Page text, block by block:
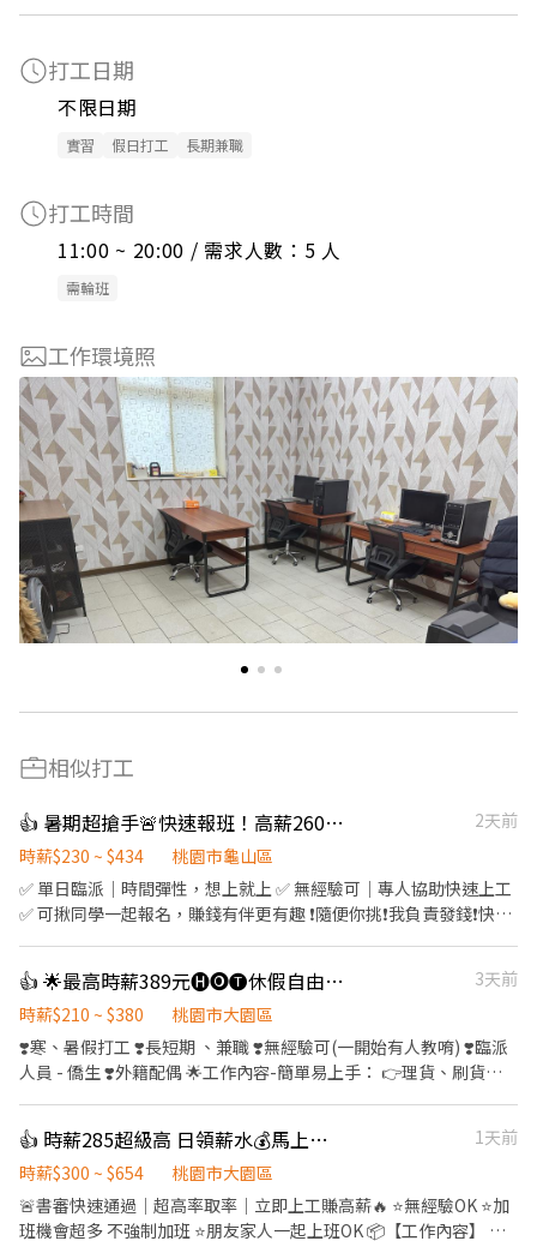
打工日期
不限日期
實習 假日打工 長期兼職
打工時間
11:00 ~ 20:00 / 需求人數：5 人
需輪班
工作環境照
相似打工
👍 暑期超搶手🚨快速報班！高薪260🔥日領現賺💸多時段任選！
2天前
時薪$230 ~ $434
桃園市龜山區
✅ 單日臨派｜時間彈性，想上就上 ✅ 無經驗可｜專人協助快速上工
✅ 可揪同學一起報名，賺錢有伴更有趣 ❗️隨便你挑❗️我負責發錢❗️快找
17:30－22:30 夜班: 00:00－08:00 夜11班:23:00－08:00 晚9班：
21:00－06:00 ~~~~~~~~~~~~~~~~~~~~~~~~~~~~~~ 💸時薪230💸
專區 早9班：09:00 － 18:00 早8班：08:00 －17:00 午13班：13:00
－20:00 午14班：14:00－23:00 工作內容: 簡單分貨＋包裹整理 工作
津貼加碼250~600💸 🕒 上班時段 ▪ 早班：08:00 - 17:00｜時薪
$210 ▪ 晚班：18:00 - 03:00｜時薪 $240 地址: 桃1📍桃園市大園區
建國路 桃3📍桃園市大園區中山南路 桃4📍桃園市觀音區玉林路一段
桃5📍桃園市觀音區寶倉街 桃6📍桃園市大園區航翔路 RC8📍桃園市
楊梅區環東路 桃9📍桃園市大園區建國路 桃17📍桃園市大園區開和
👍 🌟最高時薪389元🅗🅞🅣休假自由選🌟短暑期打工
3天前
時薪$210 ~ $380
桃園市大園區
❣️寒、暑假打工 ❣️長短期 、兼職 ❣️無經驗可(一開始有人教唷) ❣️臨派
人員 - 僑生 ❣️外籍配偶 🌟工作內容-簡單易上手： 👉理貨、刷貨、
285 📍06:00-15:00/早六時薪💰 215 📍09:00-18:00/早班時薪💰
205-245 📍15:00-24:00/晚班時薪💰 225-275 📍20:00-24:00/晚八
時薪💰 215-265 💰領薪方式：日、週領&月(匯款) ✅休假方式：休六
日、 休日一、排休 🫧🫧🫧🫧🫧🫧🫧🫧 +癩報名請【截圖私訊】唷
~~~ 🌹官方癩：@982jlqom 🌹電話：0987607757 🌹聯絡人：林專
👍 時薪285超級高 日領薪水💰馬上可以安排
1天前
時薪$300 ~ $654
桃園市大園區
🚨書審快速通過｜超高率取率｜立即上工賺高薪🔥 ⭐無經驗OK ⭐加
班機會超多 不強制加班 ⭐朋友家人一起上班OK 📦【工作內容】 ✔